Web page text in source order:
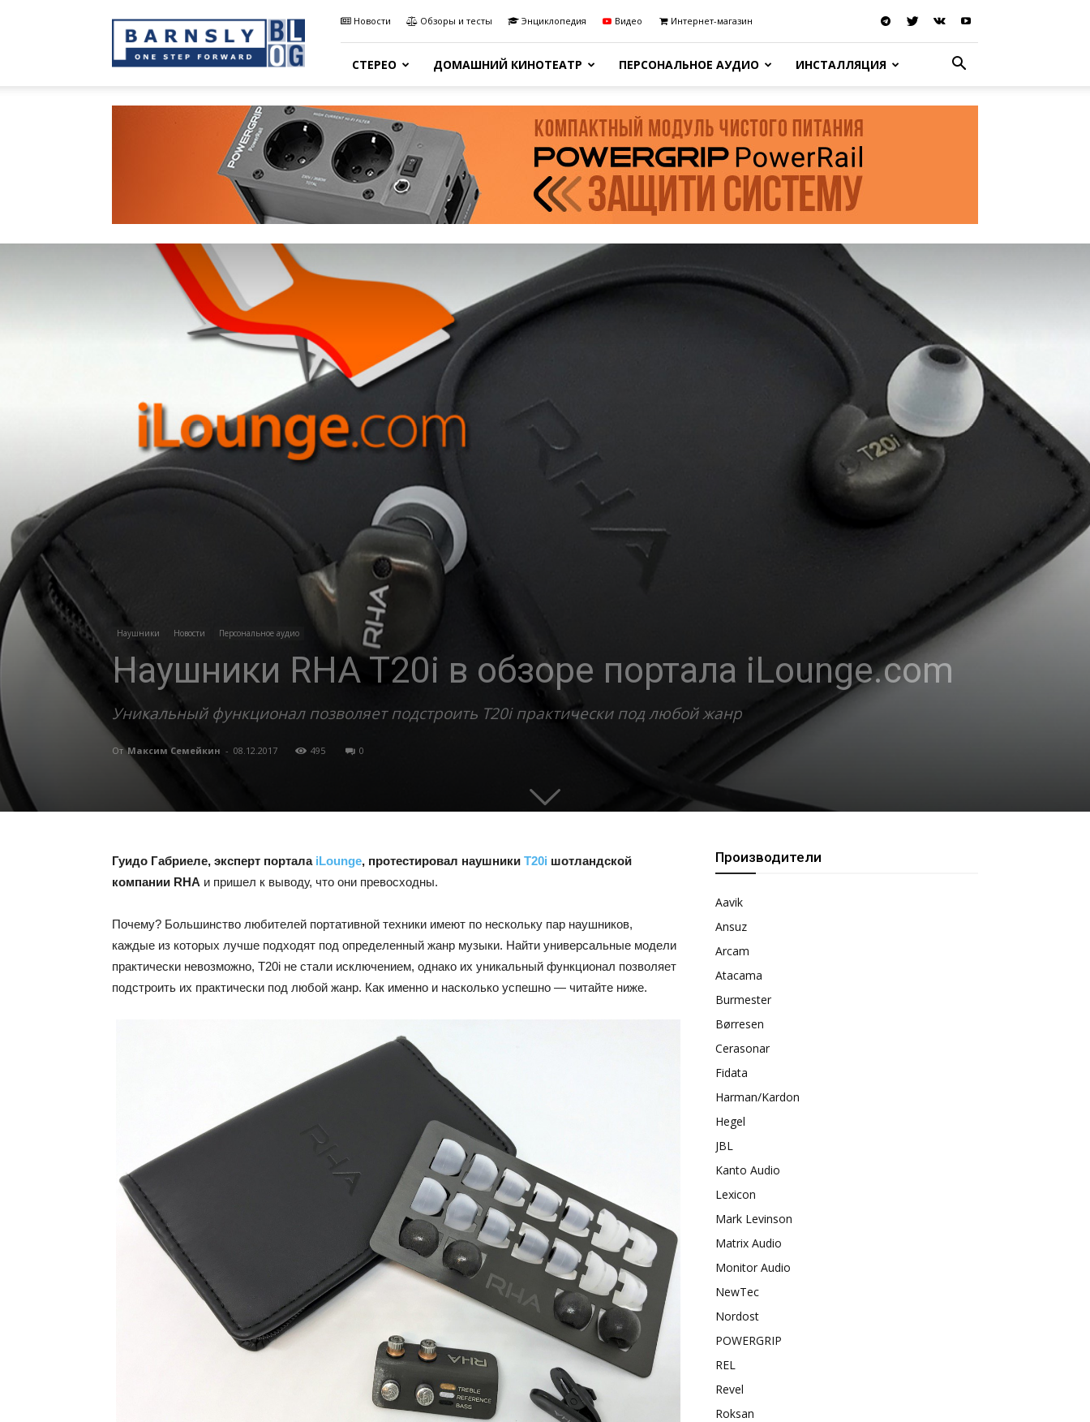
Sound
Blog
Новости Обзоры и тесты Энциклопедия Видео Интернет-магазин
СТЕРЕО ДОМАШНИЙ КИНОТЕАТР ПЕРСОНАЛЬНОЕ АУДИО ИНСТАЛЛЯЦИЯ
Наушники Новости Персональное аудио
Наушники RHA T20i в обзоре портала iLounge.com
Уникальный функционал позволяет подстроить T20i практически под любой жанр
От Максим Семейкин - 08.12.2017 495 0
Гуидо Габриеле, эксперт портала iLounge, протестировал наушники T20i шотландской
компании RHA и пришел к выводу, что они превосходны.
Почему? Большинство любителей портативной техники имеют по нескольку пар наушников,
каждые из которых лучше подходят под определенный жанр музыки. Найти универсальные модели
практически невозможно, T20i не стали исключением, однако их уникальный функционал позволяет
подстроить их практически под любой жанр. Как именно и насколько успешно — читайте ниже.
Производители
Aavik
Ansuz
Arcam
Atacama
Burmester
Børresen
Cerasonar
Fidata
Harman/Kardon
Hegel
JBL
Kanto Audio
Lexicon
Mark Levinson
Matrix Audio
Monitor Audio
NewTec
Nordost
POWERGRIP
REL
Revel
Roksan